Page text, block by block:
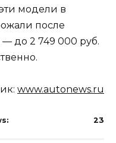
модели в
после
до 2 749 000 руб.
www.autonews.ru
23